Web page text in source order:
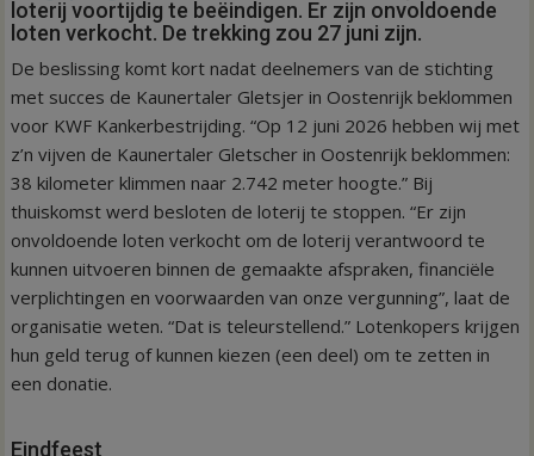
loterij voortijdig te beëindigen. Er zijn onvoldoende
loten verkocht. De trekking zou 27 juni zijn.
De beslissing komt kort nadat deelnemers van de stichting
met succes de Kaunertaler Gletsjer in Oostenrijk beklommen
voor KWF Kankerbestrijding. “Op 12 juni 2026 hebben wij met
z’n vijven de Kaunertaler Gletscher in Oostenrijk beklommen:
38 kilometer klimmen naar 2.742 meter hoogte.” Bij
thuiskomst werd besloten de loterij te stoppen. “Er zijn
onvoldoende loten verkocht om de loterij verantwoord te
kunnen uitvoeren binnen de gemaakte afspraken, financiële
verplichtingen en voorwaarden van onze vergunning”, laat de
organisatie weten. “Dat is teleurstellend.” Lotenkopers krijgen
hun geld terug of kunnen kiezen (een deel) om te zetten in
een donatie.
Eindfeest